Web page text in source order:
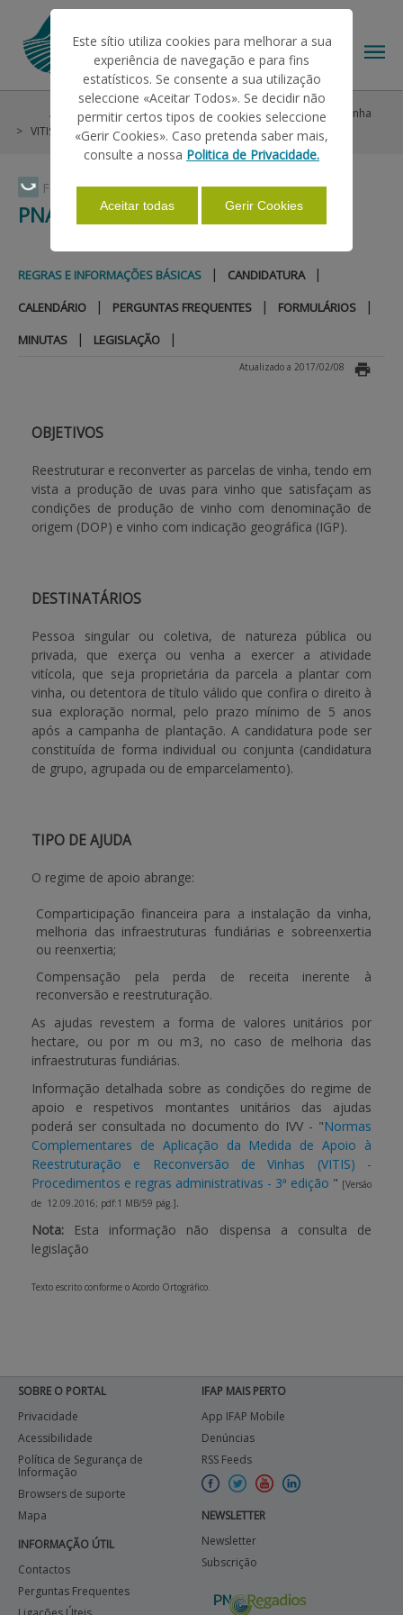
Faça Swipe para ver o menu
O IFAP
AJUDAS/APOIOS
INFORMAÇÕES
ESTATÍSTICAS
APOIO AO BENEFICIÁRIO
Entrar / Registar
Ajudas/Apoios Intervenção em Mercados
Vinho e Vinha
VITIS
PNA 2014-2018 Regras e Informações Básicas
PNA 2014-2018
REGRAS E INFORMAÇÕES BÁSICAS | CANDIDATURA |
CALENDÁRIO | PERGUNTAS FREQUENTES | FORMULÁRIOS |
MINUTAS | LEGISLAÇÃO |
Atualizado a 2017/02/08
OBJETIVOS
Reestruturar e reconverter as parcelas de vinha, tendo em
vista a produção de uvas para vinho que satisfaçam as
condições de produção de vinho com denominação de
origem (DOP) e vinho com indicação geográfica (IGP).
DESTINATÁRIOS
Pessoa singular ou coletiva, de natureza pública ou
privada, que exerça ou venha a exercer a atividade
vitícola, que seja proprietária da parcela a plantar com
vinha, ou detentora de título válido que confira o direito à
sua exploração normal, pelo prazo mínimo de 5 anos
após a campanha de plantação. A candidatura pode ser
constituída de forma individual ou conjunta (candidatura
de grupo, agrupada ou de emparcelamento).
TIPO DE AJUDA
O regime de apoio abrange:
Comparticipação financeira para a instalação da vinha,
melhoria das infraestruturas fundiárias e sobreenxertia
ou reenxertia;
Compensação pela perda de receita inerente à
reconversão e reestruturação.
As ajudas revestem a forma de valores unitários por
hectare, ou por m ou m3, no caso de melhoria das
infraestruturas fundiárias.
Informação detalhada sobre as condições do regime de
apoio e respetivos montantes unitários das ajudas
poderá ser consultada no documento do IVV - "Normas
Complementares de Aplicação da Medida de Apoio à
Reestruturação e Reconversão de Vinhas (VITIS) -
Procedimentos e regras administrativas - 3ª edição " [Versão
de 12.09.2016; pdf:1 MB/59 pág.].
Nota: Esta informação não dispensa a consulta de
legislação
Texto escrito conforme o Acordo Ortográfico.
SOBRE O PORTAL
Privacidade
Acessibilidade
Política de Segurança de
Informação
Browsers de suporte
Mapa
INFORMAÇÃO ÚTIL
Contactos
Perguntas Frequentes
IFAP MAIS PERTO
App IFAP Mobile
Denúncias
RSS Feeds
NEWSLETTER
Newsletter
Subscrição
Este sítio utiliza cookies para melhorar a sua
experiência de navegação e para fins
estatísticos. Se consente a sua utilização
seleccione «Aceitar Todos». Se decidir não
permitir certos tipos de cookies seleccione
«Gerir Cookies». Caso pretenda saber mais,
consulte a nossa Politica de Privacidade.
Aceitar todas Gerir Cookies